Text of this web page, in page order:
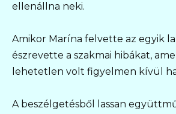
ellenállna neki.
Amikor Marína felvette az egyik
észrevette a szakmai hibákat,
lehetetlen volt figyelmen kívül
A beszélgetésből lassan